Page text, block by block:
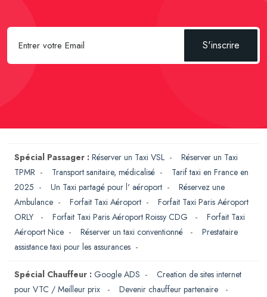
S'inscrire
Spécial Passager : Réserver un Taxi VSL - Réserver un Taxi
TPMR - Transport sanitaire, médicalisé - Tarif taxi en France en
2025 - Un Taxi partagé pour l' aéroport - Réservez une
Ambulance - Forfait Taxi Aéroport - Forfait Taxi Paris Aéroport
ORLY
- Forfait Taxi Paris Aéroport Roissy CDG - Forfait Taxi
Aéroport Nice - Réserver un taxi conventionné - Prestataire
assistance taxi pour les assurances -
Spécial Chauffeur : Google ADS - Creation de sites internet
pour VTC / Meilleur prix
- Devenir chauffeur partenaire
-